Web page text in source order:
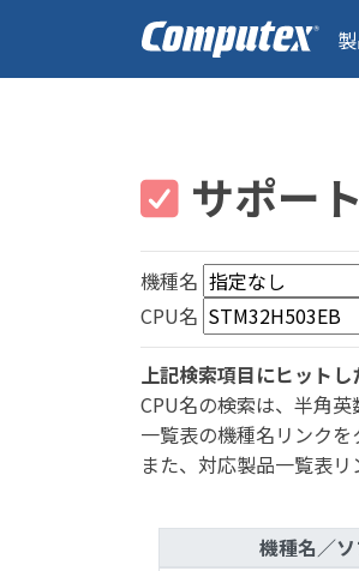
サポー
機種名
CPU名
上記検索項目にヒットし
CPU名の検索は、半角英
一覧表の機種名リンクを
また、対応製品一覧表
機種名／